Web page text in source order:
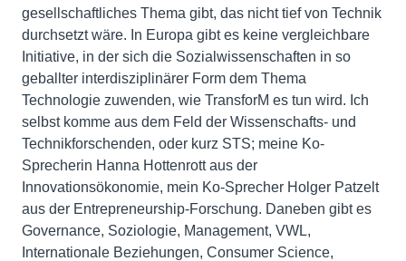
gesellschaftliches Thema gibt, das nicht tief von Technik
durchsetzt wäre. In Europa gibt es keine vergleichbare
Initiative, in der sich die Sozialwissenschaften in so
geballter interdisziplinärer Form dem Thema
Technologie zuwenden, wie TransforM es tun wird. Ich
selbst komme aus dem Feld der Wissenschafts- und
Technikforschenden, oder kurz STS; meine Ko-
Sprecherin Hanna Hottenrott aus der
Innovationsökonomie, mein Ko-Sprecher Holger Patzelt
aus der Entrepreneurship-Forschung. Daneben gibt es
Governance, Soziologie, Management, VWL,
Internationale Beziehungen, Consumer Science,